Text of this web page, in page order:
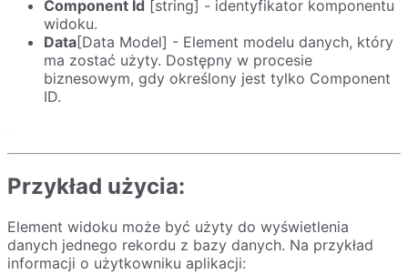
Component Id [string] - identyfikator komponentu
widoku.
Data[Data Model] - Element modelu danych, który
ma zostać użyty. Dostępny w procesie
biznesowym, gdy określony jest tylko Component
ID.
Przykład użycia:
Element widoku może być użyty do wyświetlenia
danych jednego rekordu z bazy danych. Na przykład
informacji o użytkowniku aplikacji: